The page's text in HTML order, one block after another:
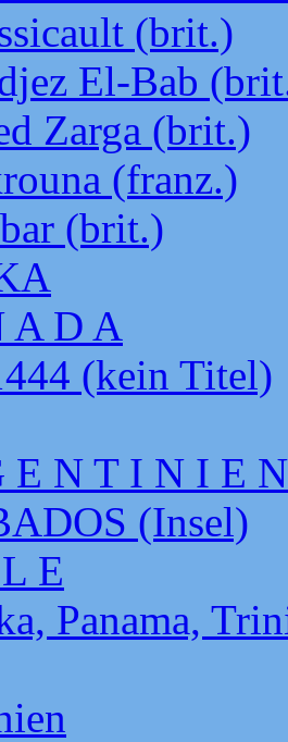
(brit.)
El-Bab
Zarga (brit.)
(franz.)
(brit.)
A D A
(kein Titel)
E N T I N I E N
(Insel)
E
Panama,